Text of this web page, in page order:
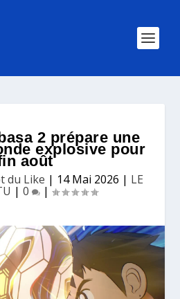
2 prépare une
explosive pour
août
du Like | 14 Mai 2026 | LE
| 0 |